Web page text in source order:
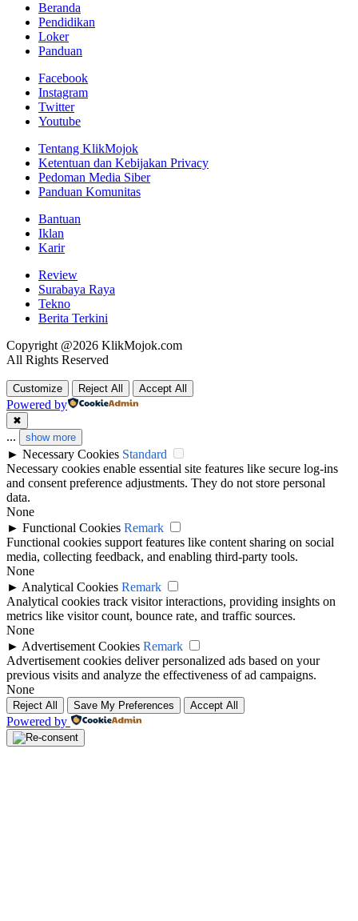
Beranda
Pendidikan
Loker
Panduan
Facebook
Instagram
Twitter
Youtube
Tentang KlikMojok
Ketentuan dan Kebijakan Privacy
Pedoman Media Siber
Panduan Komunitas
Bantuan
Iklan
Karir
Review
Surabaya Raya
Tekno
Berita Terkini
Copyright @2026 KlikMojok.com
All Rights Reserved
Customize Reject All Accept All
Powered by
✖
... show more
► Necessary Cookies Standard
Necessary cookies enable essential site features like secure log-ins
and consent preference adjustments. They do not store personal
data.
None
► Functional Cookies Remark
Functional cookies support features like content sharing on social
media, collecting feedback, and enabling third-party tools.
None
► Analytical Cookies Remark
Analytical cookies track visitor interactions, providing insights on
metrics like visitor count, bounce rate, and traffic sources.
None
► Advertisement Cookies Remark
Advertisement cookies deliver personalized ads based on your
previous visits and analyze the effectiveness of ad campaigns.
None
Reject All Save My Preferences Accept All
Powered by